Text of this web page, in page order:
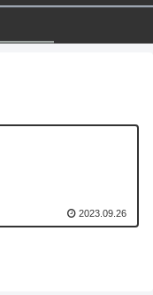
2023.09.26